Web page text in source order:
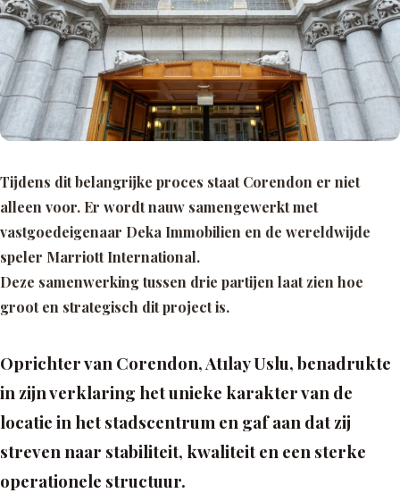
Tijdens dit belangrijke proces staat Corendon er niet
alleen voor. Er wordt nauw samengewerkt met
vastgoedeigenaar Deka Immobilien en de wereldwijde
speler Marriott International.
Deze samenwerking tussen drie partijen laat zien hoe
groot en strategisch dit project is.
Oprichter van Corendon, Atılay Uslu, benadrukte
in zijn verklaring het unieke karakter van de
locatie in het stadscentrum en gaf aan dat zij
streven naar stabiliteit, kwaliteit en een sterke
operationele structuur.